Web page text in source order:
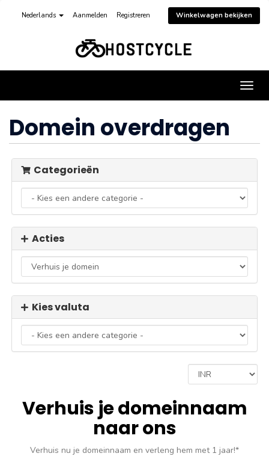
Nederlands Aanmelden Registreren Winkelwagen bekijken
in-/
Domein overdragen
Categorieën
Acties
Kies valuta
Verhuis je domeinnaam
naar ons
Verhuis nu je domeinnaam en verleng hem met 1 jaar!*